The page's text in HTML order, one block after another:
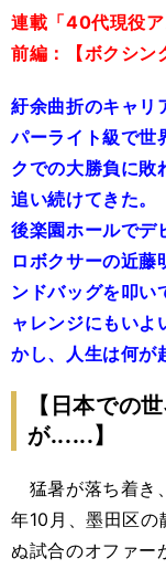
連載「40代現役ア
前編：【ボクシン
紆余曲折のキャリ
パーライト級で世
クでの大勝負に敗
追い続けてきた。
後楽園ホールで
ロボクサーの近
ンドバッグを叩い
ャレンジにもいよ
かし、人生は何が
【日本での
が......】
猛暑が落ち着き
年10月、墨田区の
ぬ試合のオファー